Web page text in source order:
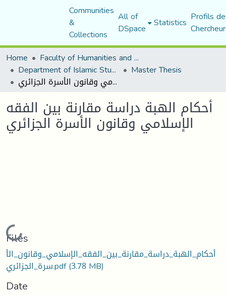
Communities
&
Collections
All of
DSpace Statistics Profils
Home
Faculty of Humanities and Social Sciences
Department of Islamic Studies Master Thesis
أحكام الهبة دراسة مقارنة بين الفقه الإسلامي وقانون الأسرة الجزائري
أحكام الهبة دراسة مقارنة بين الفقه
الإسلامي وقانون الأسرة الجزائري
Loading...
Files
أحكام_الهبة_دراسة_مقارنة_بين_الفقه_الإسلامي_وقانون_الأ
سرة_الجزائري.pdf(3.78 MB)
Date